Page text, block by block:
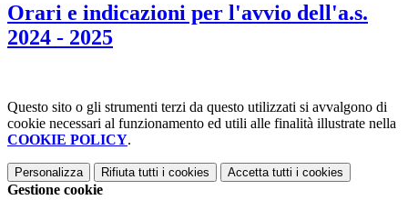
Orari e indicazioni per l'avvio dell'a.s.
2024 - 2025
Questo sito o gli strumenti terzi da questo utilizzati si avvalgono di
cookie necessari al funzionamento ed utili alle finalità illustrate nella
COOKIE POLICY.
Personalizza Rifiuta tutti i cookies Accetta tutti i cookies
Gestione cookie